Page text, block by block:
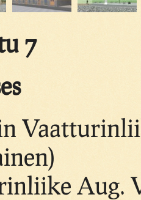
7
Aug.